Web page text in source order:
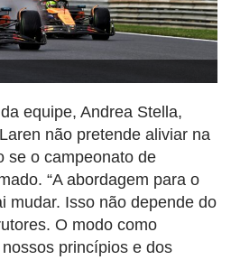
equipe, Andrea Stella,
não pretende aliviar na
se o campeonato de
“A abordagem para o
mudar. Isso não depende do
O modo como
princípios e dos